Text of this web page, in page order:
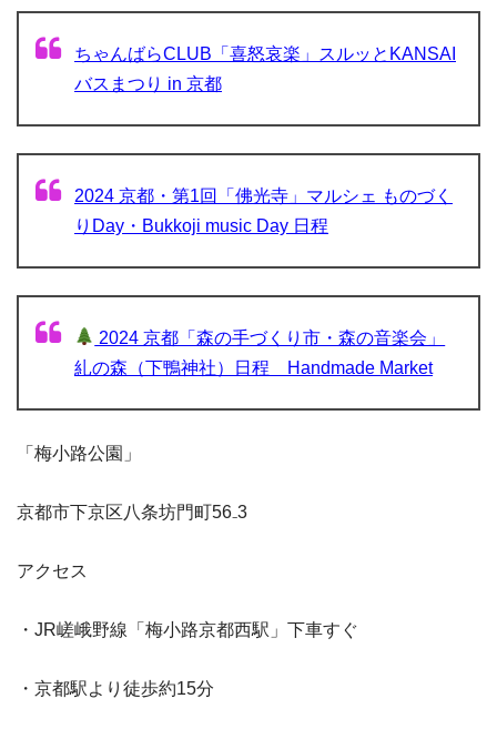
ちゃんばらCLUB「喜怒哀楽」スルッとKANSAI
バスまつり in 京都
2024 京都・第1回「佛光寺」マルシェ ものづく
りDay・Bukkoji music Day 日程
2024 京都「森の手づくり市・森の音楽会」
糺の森（下鴨神社）日程 Handmade Market
「梅小路公園」
京都市下京区八条坊門町56₋3
アクセス
・JR嵯峨野線「梅小路京都西駅」下車すぐ
・京都駅より徒歩約15分